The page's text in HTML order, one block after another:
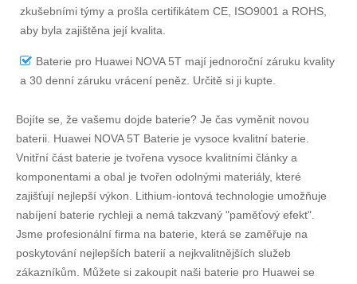
zkušebními týmy a prošla certifikátem CE, ISO9001 a ROHS,
aby byla zajištěna její kvalita.
Baterie pro Huawei NOVA 5T mají jednoroční záruku kvality
a 30 denní záruku vrácení peněz. Určitě si ji kupte.
Bojíte se, že vašemu dojde baterie? Je čas vyměnit novou
baterii. Huawei NOVA 5T Baterie je vysoce kvalitní baterie.
Vnitřní část baterie je tvořena vysoce kvalitními články a
komponentami a obal je tvořen odolnými materiály, které
zajišťují nejlepší výkon. Lithium-iontová technologie umožňuje
nabíjení baterie rychleji a nemá takzvaný "paměťový efekt".
Jsme profesionální firma na baterie, která se zaměřuje na
poskytování nejlepších baterií a nejkvalitnějších služeb
zákazníkům. Můžete si zakoupit naši baterie pro Huawei se